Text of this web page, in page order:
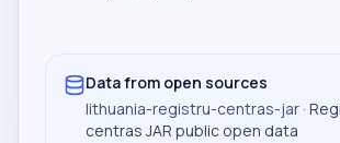
Data from open sources
lithuania-registru-centras-jar ·
centras JAR public open data